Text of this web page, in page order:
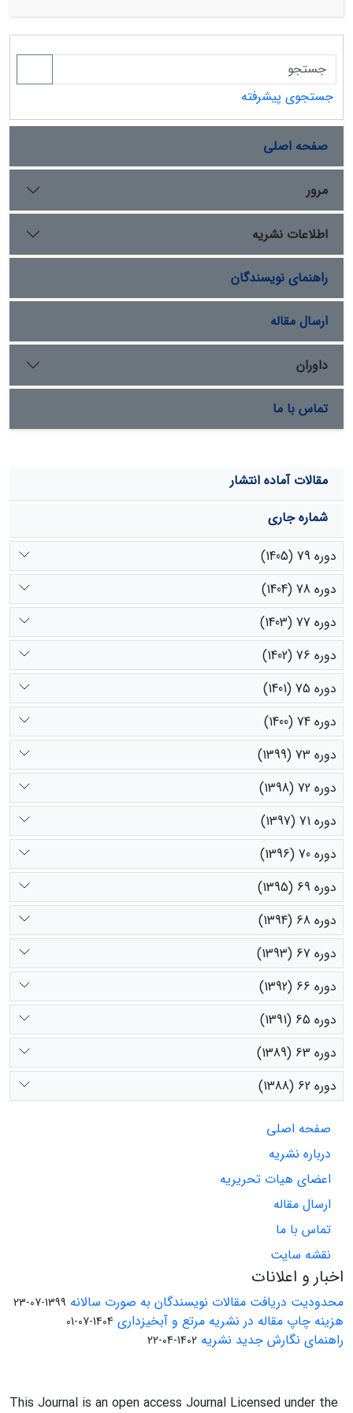
NDVI معیار مناسبی برای ارزیابی و پایش خشکسالی است.
بارندگی) و عوامل مختلف فیزیکی خاک (بافت، عمق خاک،
رطوبت اشباع، و سنگریزه) ‏‏و شیمیایی خاک (آهک، ازت،
پتاسیم، فسفر، اسیدیته، هدایت ‏الکتریکی، و مادة ‏آلی) اندازه‏
گیری شد و شدت چرا نیز عامل مدیریتی درنظر گرفته شد.
پس از جمع‏ آوری داده‏ها، به منظور تعیین عوامل تأثیرگذار بر
پراکنش پوشش گیاهی، از روش تجزیه مؤلفه‏ های اصلی
(PCA) با استفاده از نرم‌افزار PC-ORD بهره گرفته شد. نتایج
تجزیه و تحلیل نشان داد که بین عوامل محیطی و مدیریتی
مؤثر در پراکنش گیاهان عوامل عمق خاک، ارتفاع، درصد سنگ
و سنگریزه، شن و سیلت، و شدت چرا، با داشتن بیشترین
همبستگی با مؤلفه‏ های اصلی، از مؤثرترین عوامل بر گسترش
گیاهان و شکل‏‏ گیری تیپ‏ های گیاهی در وضعیت موجود
به‌شمار می ‏آیند. در میان عوامل خاکی تأثیرگذار بر پراکنش
جوامع گیاهی در این تحقیق، عوامل فیزیکی خاک تأثیر
بیشتری دارند و خصوصیات شیمیایی خاک در استقرار جوامع
گیاهی در منطقه مورد مطالعه تأثیری ندارند. عامل فیزیوگرافی
ارتفاع و عامل مدیریتی شدت چرا نیز تأثیر بسزایی در پراکنش
جوامع گیاهی دارند.
جستجوی پیشرفته
صفحه اصلی
مرور
اطلاعات نشریه
راهنمای نویسندگان
ارسال مقاله
داوران
تماس با ما
مقالات آماده انتشار
شماره جاری
دوره 79 (1405)
دوره 78 (1404)
دوره 77 (1403)
دوره 76 (1402)
دوره 75 (1401)
دوره 74 (1400)
دوره 73 (1399)
دوره 72 (1398)
دوره 71 (1397)
دوره 70 (1396)
دوره 69 (1395)
دوره 68 (1394)
دوره 67 (1393)
دوره 66 (1392)
دوره 65 (1391)
دوره 63 (1389)
دوره 62 (1388)
صفحه اصلی
درباره نشریه
اعضای هیات تحریریه
ارسال مقاله
تماس با ما
نقشه سایت
اخبار و اعلانات
محدودیت دریافت مقالات نویسندگان به صورت سالانه 1399-07-23
هزینه چاپ مقاله در نشریه مرتع و آبخیزداری 1404-07-01
راهنمای نگارش جدید نشریه 1402-04-22
This Journal is an open access Journal Licensed under the